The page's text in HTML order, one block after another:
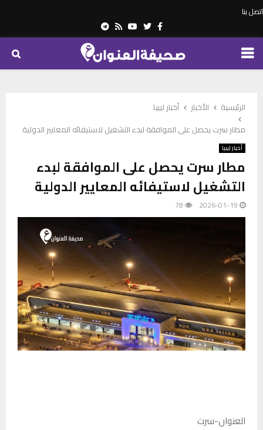
اتصل بنا
Facebook
Twitter
Youtube
Rss
Telegram
PRIMARY
الرئيسية الأخبار
أخبار ليبيا
مطار سرت يحصل على الموافقة لبدء التشغيل لاستيفائه المعايير الدولية
أخبار ليبيا
مطار سرت يحصل على الموافقة لبدء
التشغيل لاستيفائه المعايير الدولية
2026-01-19
78
العنوان-سرت